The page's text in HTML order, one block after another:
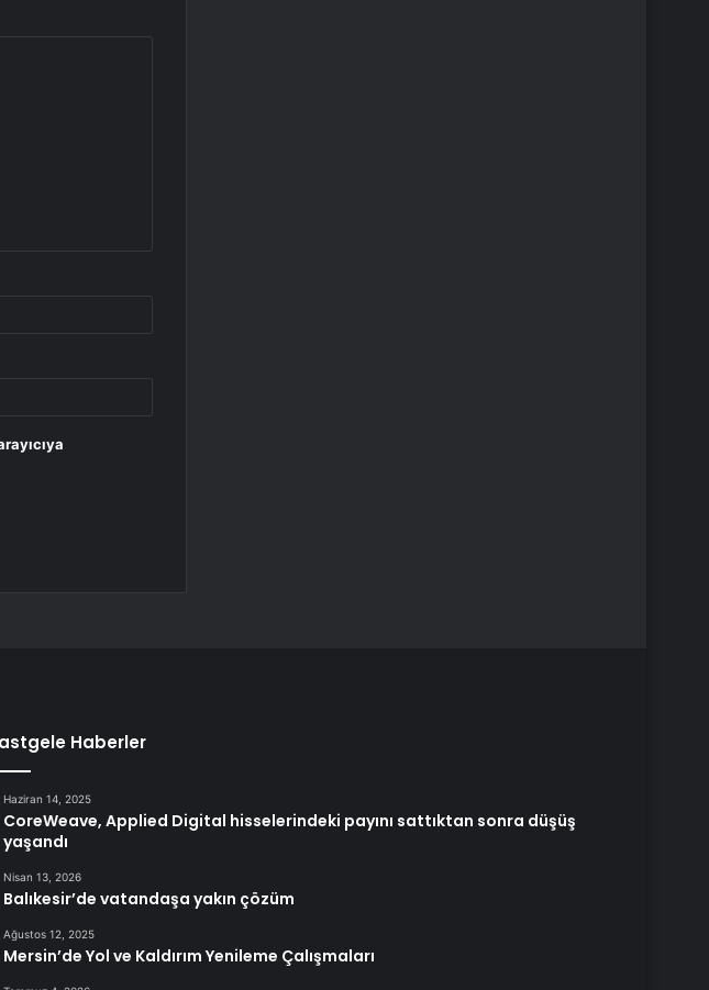
Haberler
Haziran 14, 2025
CoreWeave, Applied Digital hisselerindeki payını sattıktan sonra düşüş
yaşandı
Nisan 13, 2026
Balıkesir’de vatandaşa yakın çözüm
Ağustos 12, 2025
Mersin’de Yol ve Kaldırım Yenileme Çalışmaları